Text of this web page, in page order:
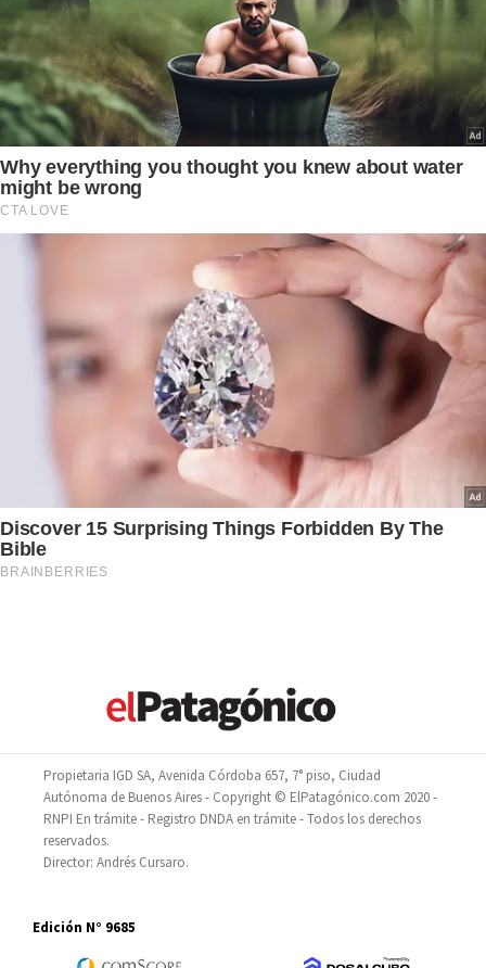
Propietaria IGD SA, Avenida Córdoba 657, 7° piso, Ciudad
Autónoma de Buenos Aires - Copyright © ElPatagónico.com 2020 -
RNPI En trámite - Registro DNDA en trámite - Todos los derechos
reservados.
Director: Andrés Cursaro.
Edición N° 9685